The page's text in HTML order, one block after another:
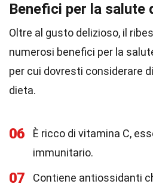
Benefici per la salute
Oltre al gusto delizioso, il
numerosi benefici per la
per cui dovresti considerare
dieta.
06
È ricco di vitamina C,
immunitario.
07
Contiene antiossidanti